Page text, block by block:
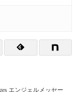
エンジェルメッセー